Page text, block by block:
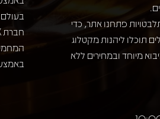
פתחנו אתר, כדי
תוכלו ליהנות מקטלוג
מיוחד ובמחירים ללא